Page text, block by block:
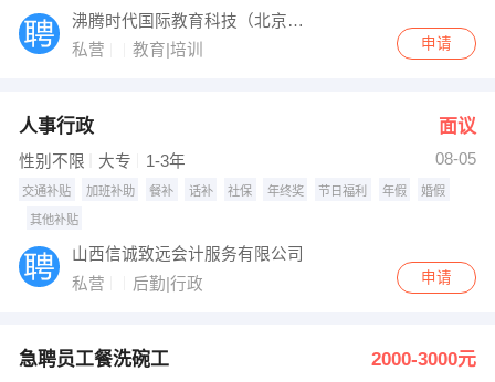
沸腾时代国际教育科技（北京）有限公司
私营
教育|培训 申请
人事行政 面议
性别不限 大专 1-3年 08-05
交通补贴 加班补助 餐补 话补 社保 年终奖 节日福利 年假 婚假
其他补贴
山西信诚致远会计服务有限公司
私营
后勤|行政 申请
急聘员工餐洗碗工 2000-3000元